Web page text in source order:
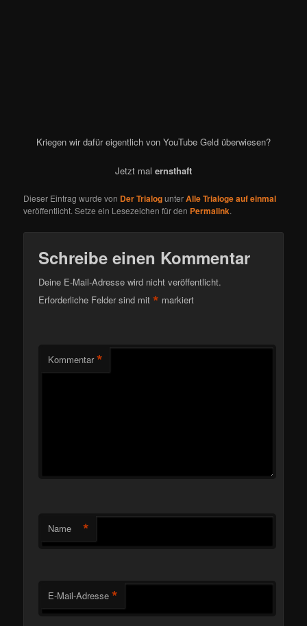
Kriegen wir dafür eigentlich von YouTube Geld überwiesen?
Jetzt mal ernsthaft
Dieser Eintrag wurde von Der TrialogunterAlle Trialoge auf einmal
veröffentlicht. Setze ein Lesezeichen für den Permalink.
Schreibe einen Kommentar
Deine E-Mail-Adresse wird nicht veröffentlicht.
Erforderliche Felder sind mit* markiert
Kommentar *
Name *
E-Mail-Adresse *